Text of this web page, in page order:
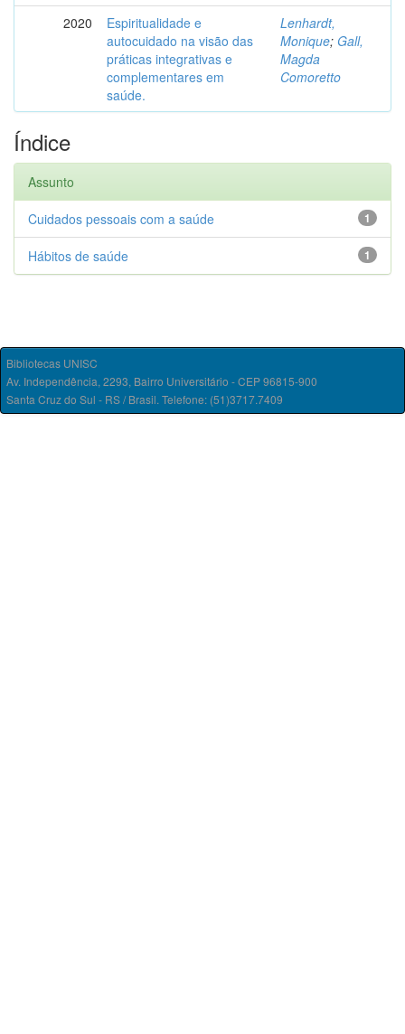
2020
Espiritualidade e
autocuidado na visão das
práticas integrativas e
complementares em
saúde.
Lenhardt,
Monique; Gall,
Magda
Comoretto
Índice
Assunto
1
Cuidados pessoais com a saúde
1
Hábitos de saúde
Bibliotecas UNISC
Av. Independência, 2293, Bairro Universitário - CEP 96815-900
Santa Cruz do Sul - RS / Brasil. Telefone: (51)3717.7409